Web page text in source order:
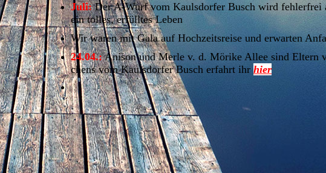
Juli:Der A-Wurf vom Kaulsdorfer Busch wird fehlerfrei
ein tolles, erfülltes Leben
Wir waren mit Gala auf Hochzeitsreise und erwarten
24.04.:Anison und Merle v. d. Mörike Allee sind Eltern
chens vom Kaulsdorfer Busch erfahrt ihr hier